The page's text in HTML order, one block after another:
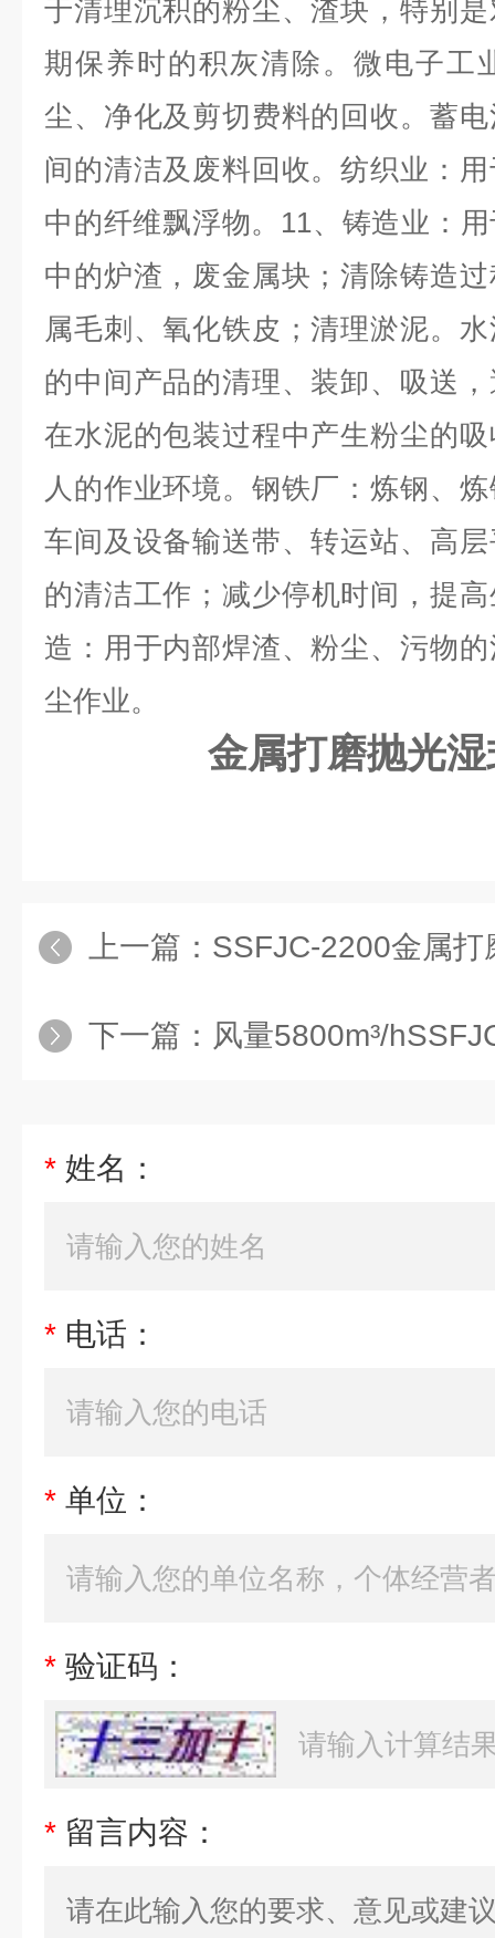
于清理沉积的粉尘、渣块，特别
期保养时的积灰清除。微电子工
尘、净化及剪切费料的回收。蓄
间的清洁及废料回收。纺织业：
中的纤维飘浮物。11、铸造业：
中的炉渣，废金属块；清除铸造
属毛刺、氧化铁皮；清理淤泥。
的中间产品的清理、装卸、吸送
在水泥的包装过程中产生粉尘的
人的作业环境。钢铁厂：炼钢、
车间及设备输送带、转运站、高
的清洁工作；减少停机时间，提
造：用于内部焊渣、粉尘、污物
尘作业。
金属打磨抛光
上一篇： SSFJC-2200金属打磨
下一篇： 风量5800m³/hSSFJC-4000
* 姓名：
* 电话：
* 单位：
* 验证码：
* 留言内容：